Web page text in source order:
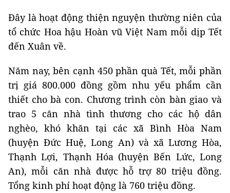
Đây là hoạt động thiện nguyện thường niên của
tổ chức Hoa hậu Hoàn vũ Việt Nam mỗi dịp Tết
đến Xuân về.
Năm nay, bên cạnh 450 phần quà Tết, mỗi phần
trị giá 800.000 đồng gồm nhu yếu phẩm cần
thiết cho bà con. Chương trình còn bàn giao và
trao 5 căn nhà tình thương cho các hộ dân
nghèo, khó khăn tại các xã Bình Hòa Nam
(huyện Đức Huệ, Long An) và xã Lương Hòa,
Thạnh Lợi, Thạnh Hóa (huyện Bến Lức, Long
An), mỗi căn nhà được hỗ trợ 80 triệu đồng.
Tổng kinh phí hoạt động là 760 triệu đồng.